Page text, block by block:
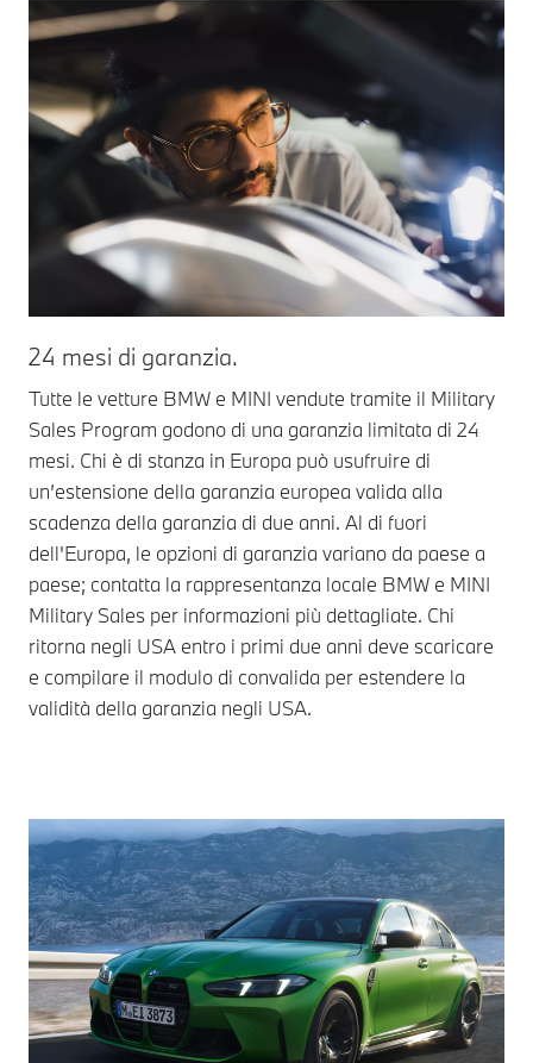
24 mesi di garanzia.
Tutte le vetture BMW e MINI vendute tramite il Military
Sales Program godono di una garanzia limitata di 24
mesi. Chi è di stanza in Europa può usufruire di
un’estensione della garanzia europea valida alla
scadenza della garanzia di due anni. Al di fuori
dell'Europa, le opzioni di garanzia variano da paese a
paese; contatta la rappresentanza locale BMW e MINI
Military Sales per informazioni più dettagliate. Chi
ritorna negli USA entro i primi due anni deve scaricare
e compilare il modulo di convalida per estendere la
validità della garanzia negli USA.